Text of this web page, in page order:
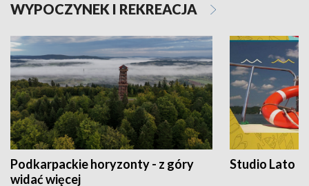
WYPOCZYNEK I REKREACJA
Podkarpackie horyzonty - z góry
widać więcej
Studio Lato